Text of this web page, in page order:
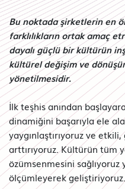
Bu noktada şirketlerin en
farklılıkların ortak amaç
dayalı güçlü bir kültürün
kültürel değişim ve
yönetilmesidir.
İlk teşhis anından
dinamiğini başarıyla ele
yaygınlaştırıyoruz ve
arttırıyoruz. Kültürün tüm
özümsenmesini sağlıyoruz
ölçümleyerek geliştiriyoruz.